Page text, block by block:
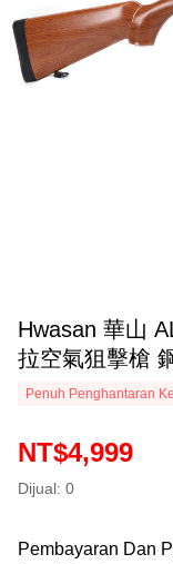
Hwasan 華山
拉空氣狙擊槍
Penuh Penghantaran
NT$4,999
Dijual: 0
Pembayaran Dan